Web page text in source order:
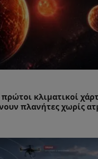
πρώτοι κλιματικοί
πλανήτες χωρίς